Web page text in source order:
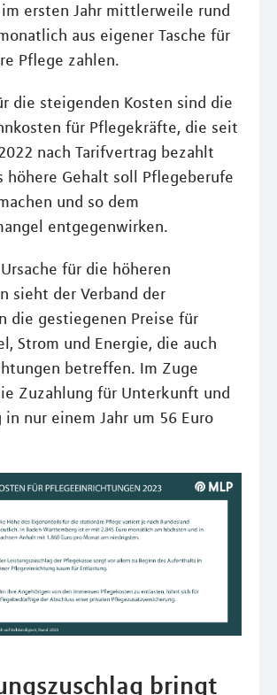
ersten Jahr mittlerweile rund
aus eigener Tasche für
Pflege zahlen.
die steigenden Kosten sind die
für Pflegekräfte, die seit
nach Tarifvertrag bezahlt
höhere Gehalt soll Pflegeberufe
und so dem
entgegenwirken.
für die höheren
sieht der Verband der
die gestiegenen Preise für
Strom und Energie, die auch
betreffen. Im Zuge
Zuzahlung für Unterkunft und
in nur einem Jahr um 56 Euro
bringt